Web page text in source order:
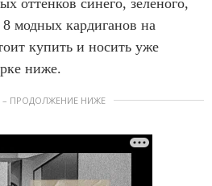
модных кардиганов на
купить и носить уже
ниже.
– ПРОДОЛЖЕНИЕ НИЖЕ